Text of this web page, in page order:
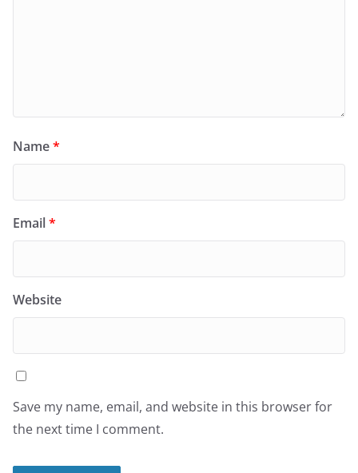
Name*
Email*
Website
Save my name, email, and website in this browser for
the next time I comment.